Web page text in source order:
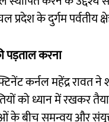
के दुर्गम पर्वतीय
पड़ताल करना
कर्नल महेंद्र रावत ने
को ध्यान में रखकर
के बीच समन्वय और